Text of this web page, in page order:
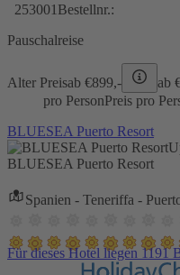
253001 Bestellnr.:
Pauschalreise
Alter Preisab €899,- ab
pro PersonPreis pro
BLUESEA Puerto Resort
BLUESEA Puerto Resort
Spanien - Teneriffa -
Für dieses Hotel liegen 1191